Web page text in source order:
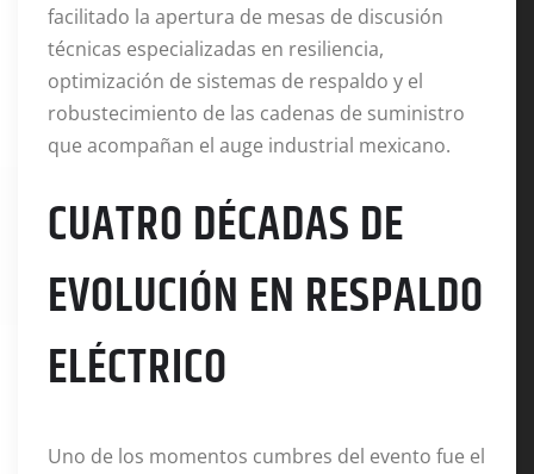
facilitado la apertura de mesas de discusión
técnicas especializadas en resiliencia,
optimización de sistemas de respaldo y el
robustecimiento de las cadenas de suministro
que acompañan el auge industrial mexicano.
CUATRO DÉCADAS DE
EVOLUCIÓN EN RESPALDO
ELÉCTRICO
Uno de los momentos cumbres del evento fue el